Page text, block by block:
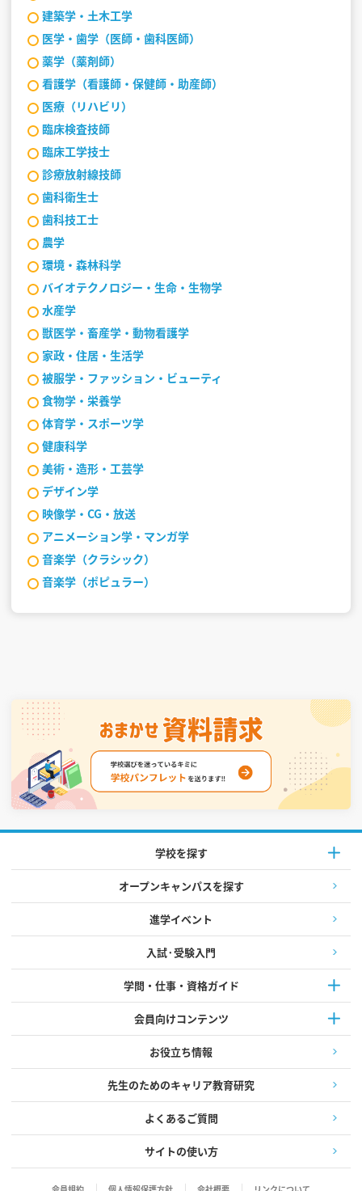
建築学・土木工学
医学・歯学（医師・歯科医師）
薬学（薬剤師）
看護学（看護師・保健師・助産師）
医療（リハビリ）
臨床検査技師
臨床工学技士
診療放射線技師
歯科衛生士
歯科技工士
農学
環境・森林科学
バイオテクノロジー・生命・生物学
水産学
獣医学・畜産学・動物看護学
家政・住居・生活学
被服学・ファッション・ビューティ
食物学・栄養学
体育学・スポーツ学
健康科学
美術・造形・工芸学
デザイン学
映像学・CG・放送
アニメーション学・マンガ学
音楽学（クラシック）
音楽学（ポピュラー）
学校を探す
オープンキャンパスを探す
進学イベント
入試·受験入門
学問・仕事・資格ガイド
会員向けコンテンツ
お役立ち情報
先生のためのキャリア教育研究
よくあるご質問
サイトの使い方